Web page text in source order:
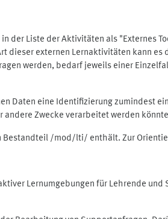
der Liste der Aktivitäten als "Externes
dieser externen Lernaktivitäten kann
werden, bedarf jeweils einer
Daten eine Identifizierung zumindest
Zwecke verarbeitet werden
Bestandteil /mod/lti/ enthält. Zur
Lernumgebungen für Lehrende